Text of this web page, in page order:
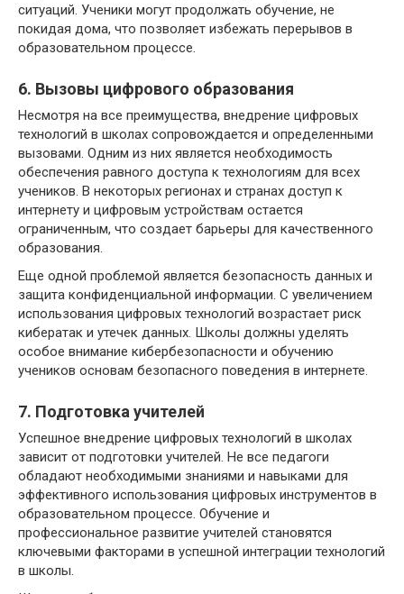
ситуаций. Ученики могут продолжать обучение, не
покидая дома, что позволяет избежать перерывов в
образовательном процессе.
6. Вызовы цифрового образования
Несмотря на все преимущества, внедрение цифровых
технологий в школах сопровождается и определенными
вызовами. Одним из них является необходимость
обеспечения равного доступа к технологиям для всех
учеников. В некоторых регионах и странах доступ к
интернету и цифровым устройствам остается
ограниченным, что создает барьеры для качественного
образования.
Еще одной проблемой является безопасность данных и
защита конфиденциальной информации. С увеличением
использования цифровых технологий возрастает риск
кибератак и утечек данных. Школы должны уделять
особое внимание кибербезопасности и обучению
учеников основам безопасного поведения в интернете.
7. Подготовка учителей
Успешное внедрение цифровых технологий в школах
зависит от подготовки учителей. Не все педагоги
обладают необходимыми знаниями и навыками для
эффективного использования цифровых инструментов в
образовательном процессе. Обучение и
профессиональное развитие учителей становятся
ключевыми факторами в успешной интеграции технологий
в школы.